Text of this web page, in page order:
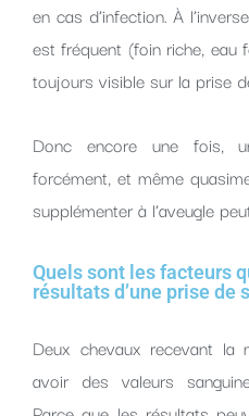
en cas d’infection. À
est fréquent (foin riche, eau
toujours visible sur la prise
Donc encore une fois,
forcément, et même
supplémenter à l’aveugle
Quels sont les facteurs
résultats d’une prise de
Deux chevaux recevant la
avoir des valeurs